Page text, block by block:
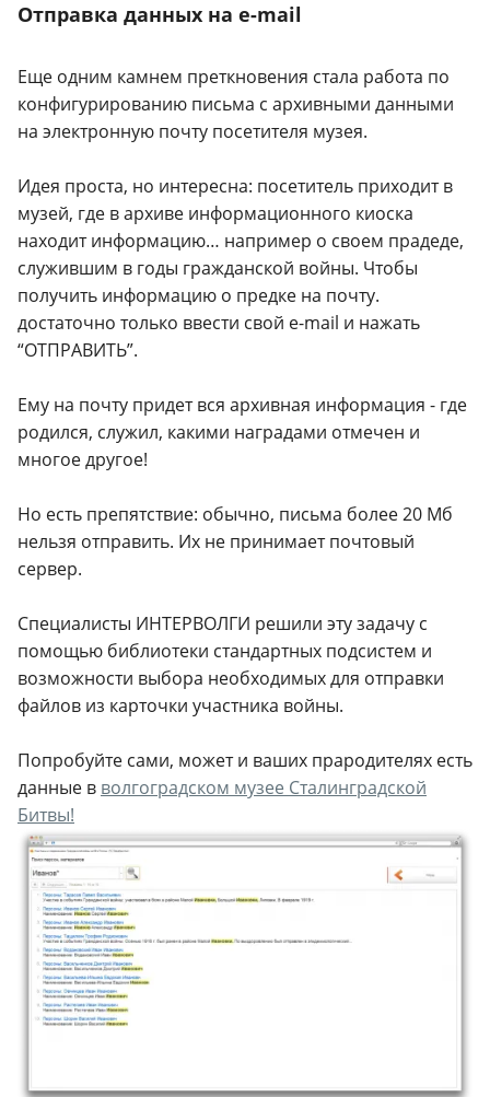
Отправка данных на e-mail
Еще одним камнем преткновения стала работа по
конфигурированию письма с архивными данными
на электронную почту посетителя музея.
Идея проста, но интересна: посетитель приходит в
музей, где в архиве информационного киоска
находит информацию… например о своем прадеде,
служившим в годы гражданской войны. Чтобы
получить информацию о предке на почту.
достаточно только ввести свой e-mail и нажать
“ОТПРАВИТЬ”.
Ему на почту придет вся архивная информация - где
родился, служил, какими наградами отмечен и
многое другое!
Но есть препятствие: обычно, письма более 20 Мб
нельзя отправить. Их не принимает почтовый
сервер.
Специалисты ИНТЕРВОЛГИ решили эту задачу с
помощью библиотеки стандартных подсистем и
возможности выбора необходимых для отправки
файлов из карточки участника войны.
Попробуйте сами, может и ваших прародителях есть
данные в волгоградском музее Сталинградской
Битвы!